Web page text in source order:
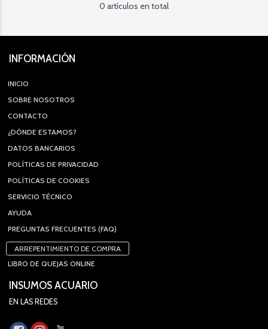
0 artículos en total
INFORMACIÓN
INICIO
SOBRE NOSOTROS
CONTACTO
¿DÓNDE ESTAMOS?
DATOS BANCARIOS
POLÍTICAS DE PRIVACIDAD
POLÍTICAS DE COOKIES
SERVICIO TÉCNICO
AYUDA
PREGUNTAS FRECUENTES (FAQ)
ARREPENTIMIENTO DE COMPRA
LIBRO DE QUEJAS ONLINE
INSUMOS ACUARIO
EN LAS REDES